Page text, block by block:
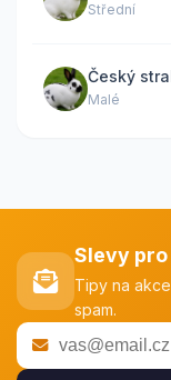
Střední
Český
Malé
Slevy
Tipy na
spam.